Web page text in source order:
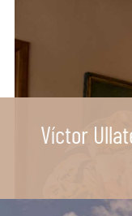
Víctor